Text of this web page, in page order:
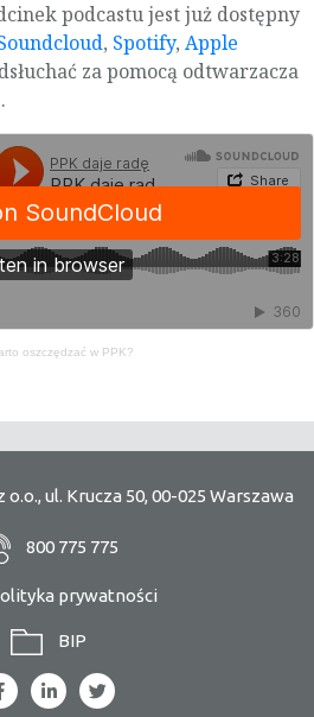
podcastu jest już dostępny
, Spotify, Apple
za pomocą odtwarzacza
oszczędzać w PPK?
o.o., ul. Krucza 50, 00-025 Warszawa
800 775 775
prywatności
BIP